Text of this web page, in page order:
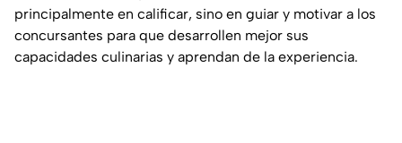
principalmente en calificar, sino en guiar y motivar a los
concursantes para que desarrollen mejor sus
capacidades culinarias y aprendan de la experiencia.